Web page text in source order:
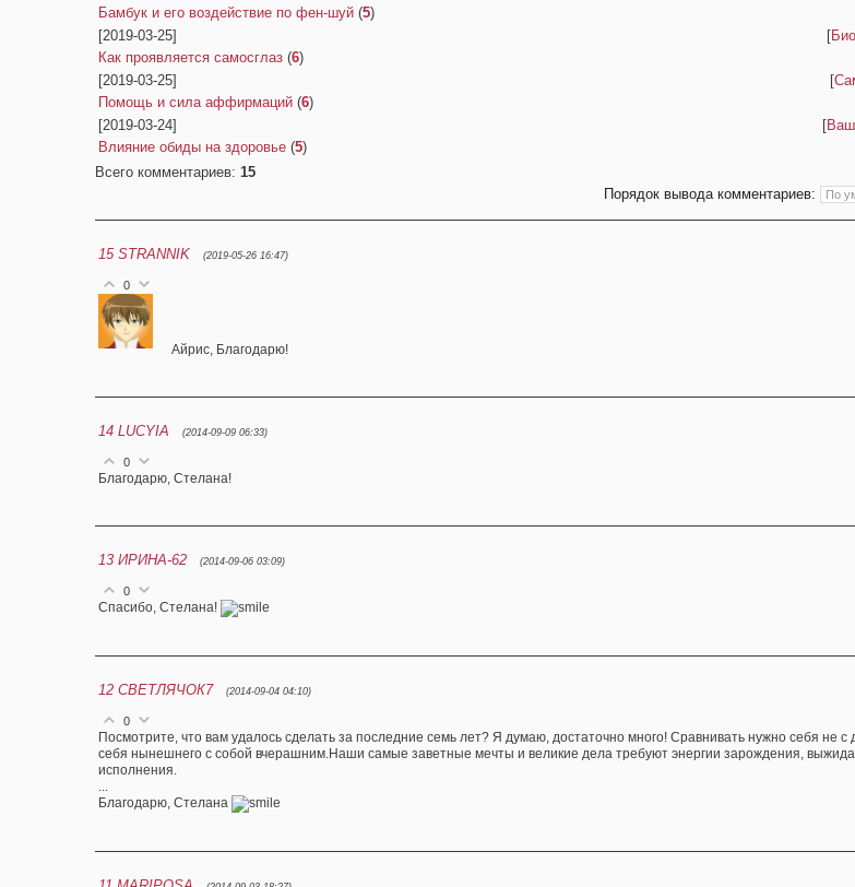
Бамбук и его воздействие по фен-шуй (5)
[2019-03-25]
[
Как проявляется самосглаз (6)
[2019-03-25]
[
Помощь и сила аффирмаций (6)
[2019-03-24]
[
Влияние обиды на здоровье (5)
Всего комментариев: 15
Порядок вывода комментариев:
15 STRANNIK (2019-05-26 16:47)
0
Айрис, Благодарю!
14 LUCYIA (2014-09-09 06:33)
0
Благодарю, Стелана!
13 ИРИНА-62 (2014-09-06 03:09)
0
Спасибо, Стелана!
12 СВЕТЛЯЧОК7 (2014-09-04 04:10)
0
Посмотрите, что вам удалось сделать за последние семь лет? Я думаю, достаточно много! Сравнивать нужно себя не с
себя нынешнего с собой вчерашним.Наши самые заветные мечты и великие дела требуют энергии зарождения,
исполнения.
...
Благодарю, Стелана